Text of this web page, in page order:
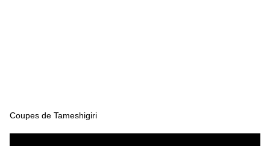
Coupes de Tameshigiri